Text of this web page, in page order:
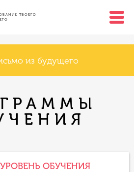
ТВОЕГО
из будущего
ОБУЧЕНИЯ